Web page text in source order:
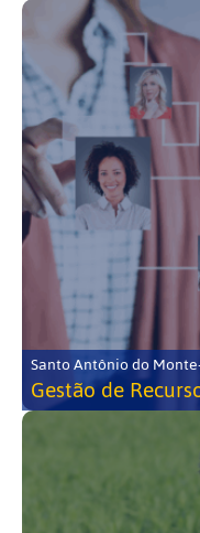
Santo Antônio do
Gestão de